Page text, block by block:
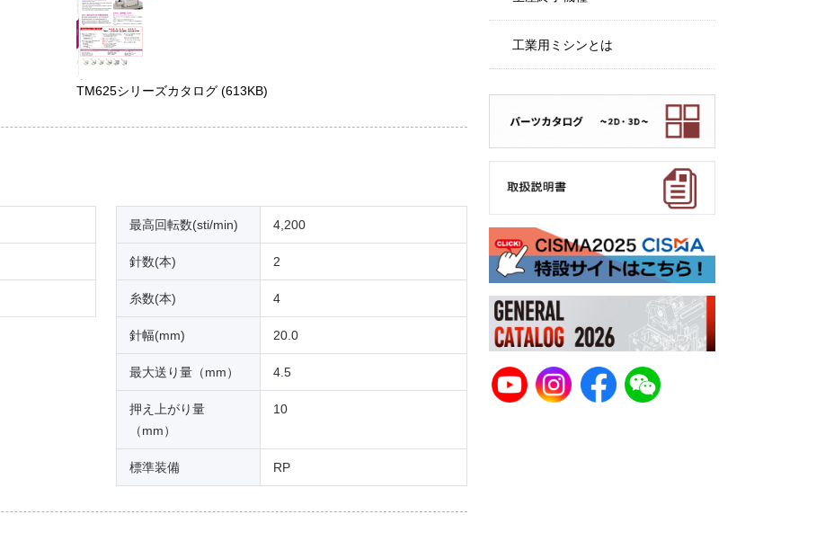
TM625シリーズカタログ (613KB)
最高回転数(sti/min) 4,200
針数(本) 2
糸数(本) 4
針幅(mm) 20.0
最大送り量（mm） 4.5
押え上がり量
（mm）
10
標準装備 RP
工業用ミシンとは